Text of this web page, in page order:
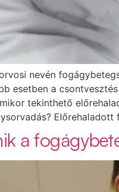
nevén
esetben a
tekinthető
a